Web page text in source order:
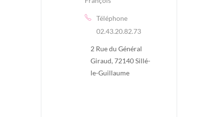
Téléphone
02.43.20.82.73
2 Rue du Général
Giraud, 72140 Sillé-
le-Guillaume